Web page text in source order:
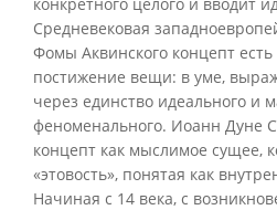
Средневековая
Фомы Аквинского концепт
постижение вещи: в уме,
через единство идеального и
феноменального. Иоанн Дуне
концепт как мыслимое сущее,
«этовость», понятая как
Начиная с 14 века, с